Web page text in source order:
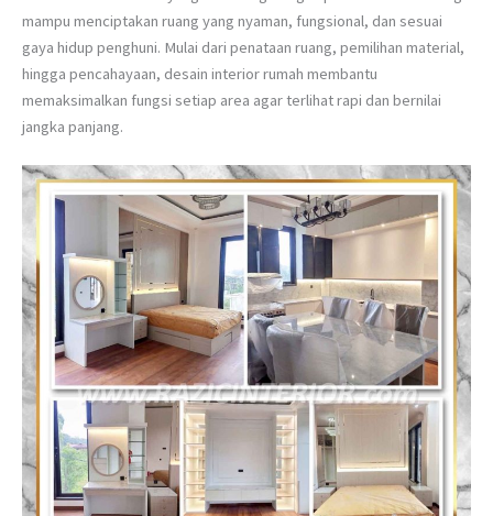
mampu menciptakan ruang yang nyaman, fungsional, dan sesuai
gaya hidup penghuni. Mulai dari penataan ruang, pemilihan material,
hingga pencahayaan, desain interior rumah membantu
memaksimalkan fungsi setiap area agar terlihat rapi dan bernilai
jangka panjang.